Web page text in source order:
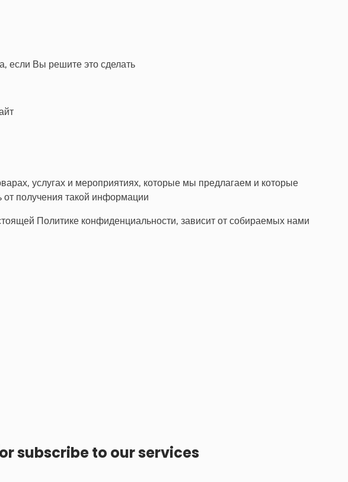
если Вы решите это сделать
услугах и мероприятиях, которые мы предлагаем и которые
получения такой информации
Политике конфиденциальности, зависит от собираемых нами
subscribe to our services